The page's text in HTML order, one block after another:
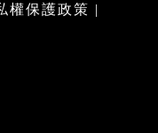
權保護政策 |